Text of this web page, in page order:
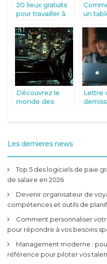
20 lieux gratuits
pour travailler à
Parc des Buttes-
Chaumont est le
spot idéal
un
Découvrez le
monde des
Lettre
Les dernieres news
Top 5 des logiciels de paie
de salaire en 2026
Devenir organisateur de
compétences et outils de
Comment personnaliser
pour répondre à vos besoins
Management moderne :
référence pour piloter vos